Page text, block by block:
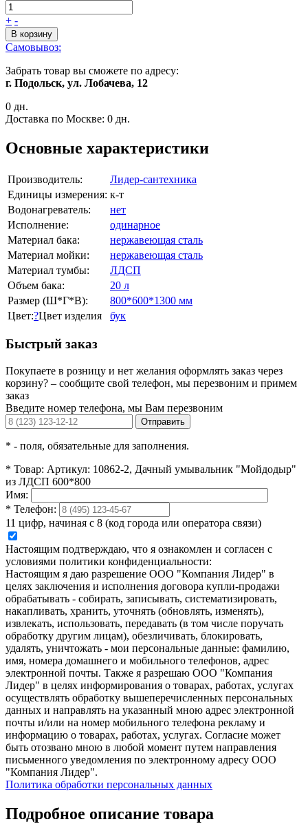
+ -
В корзину
Самовывоз:
Забрать товар вы сможете по адресу:
г. Подольск, ул. Лобачева, 12
0 дн.
Доставка по Москве: 0 дн.
Основные характеристики
Производитель:
Лидер-сантехника
Единицы измерения: к-т
Водонагреватель:
нет
Исполнение:
одинарное
Материал бака:
нержавеющая сталь
Материал мойки:
нержавеющая сталь
Материал тумбы:
ЛДСП
Объем бака:
20 л
Размер (Ш*Г*В):
800*600*1300 мм
Цвет:?Цвет изделия бук
Быстрый заказ
Покупаете в розницу и нет желания оформлять заказ через
корзину? – сообщите свой телефон, мы перезвоним и примем
заказ
Введите номер телефона, мы Вам перезвоним
Отправить
* - поля, обязательные для заполнения.
* Товар: Артикул: 10862-2, Дачный умывальник "Мойдодыр"
из ЛДСП 600*800
Имя:
* Телефон:
11 цифр, начиная с 8 (код города или оператора связи)
Настоящим подтверждаю, что я ознакомлен и согласен с
условиями политики конфиденциальности:
Настоящим я даю разрешение ООО "Компания Лидер" в
целях заключения и исполнения договора купли-продажи
обрабатывать - собирать, записывать, систематизировать,
накапливать, хранить, уточнять (обновлять, изменять),
извлекать, использовать, передавать (в том числе поручать
обработку другим лицам), обезличивать, блокировать,
удалять, уничтожать - мои персональные данные: фамилию,
имя, номера домашнего и мобильного телефонов, адрес
электронной почты. Также я разрешаю ООО "Компания
Лидер" в целях информирования о товарах, работах, услугах
осуществлять обработку вышеперечисленных персональных
данных и направлять на указанный мною адрес электронной
почты и/или на номер мобильного телефона рекламу и
информацию о товарах, работах, услугах. Согласие может
быть отозвано мною в любой момент путем направления
письменного уведомления по электронному адресу ООО
"Компания Лидер".
Политика обработки персональных данных
Подробное описание товара